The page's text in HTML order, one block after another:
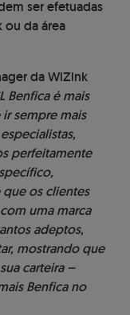
ser efetuadas
ou da área
da WiZink
Benfica é mais
sempre mais
perfeitamente
os clientes
uma marca
adeptos,
mostrando que
carteira –
Benfica no